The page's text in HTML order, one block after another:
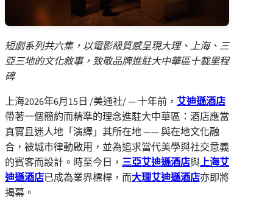
短劇系列共六集，以電影級質感呈現大理、上海、三
亞三地的文化敘事，致敬品牌進駐大中華區十載里程
碑
上海2026年6月15日 /美通社/ — 十年前， 艾迪遜酒店
帶著一個簡約而精準的理念進駐大中華區：酒店應當
真實且迷人地「演繹」其所在地 —— 與在地文化融
合，被城市律動啟用，並為追求當代美學與社交意義
的賓客而設計。時至今日， 三亞艾迪遜酒店與上海艾
迪遜酒店已成為業界標桿，而大理艾迪遜酒店亦即將
揭幕。